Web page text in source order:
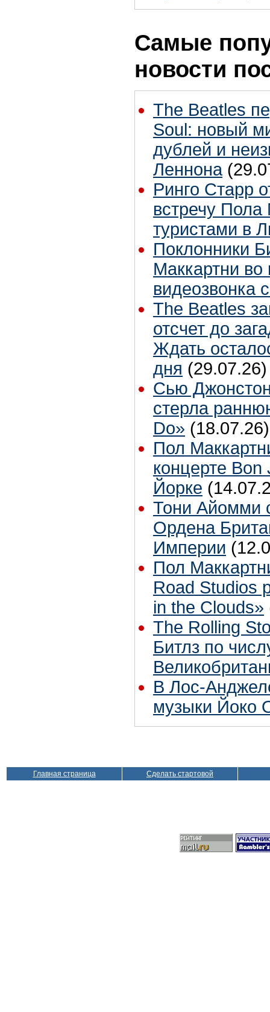
Самые
новости
The Beatles
Soul: новый
дублей и
Леннона
Ринго Старр
встречу Пола
туристами в
Поклонники
Маккартни во
видеозвонка
The Beatles
отсчет до
Ждать
дня (29.07.26)
Сью
стерла
Do» (18.07.26)
Пол
концерте
Йорке
Тони Айомми
Ордена
Империи
Пол
Road Studios
in the Clouds»
The Rolling
Битлз по
В Лос-
музыки Йоко
Главная страница Сделать стартовой